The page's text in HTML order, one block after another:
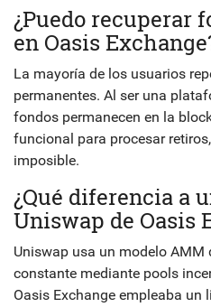
¿Puedo recuperar
en Oasis
La mayoría de los usuarios
permanentes. Al ser una
fondos permanecen en la
funcional para procesar
imposible.
¿Qué diferencia a
Uniswap de Oasis
Uniswap usa un modelo AMM
constante mediante pools
Oasis Exchange empleaba un